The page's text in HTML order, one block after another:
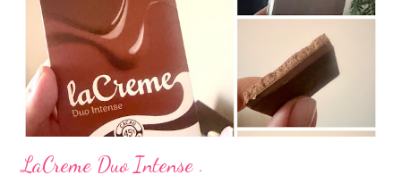
com os ácidos. Forma farmacêutica e Apresentação ILOSONE
TÓPICO SOLUÇÃO é apresentado sob a forma líquida em
frascos de 120 ml. USO PEDIÁTRICO E ADULTO. Composição
Cada ml contém: Eritromicina base 20 mg Excipientes q.s....
LaCreme Duo Intense .